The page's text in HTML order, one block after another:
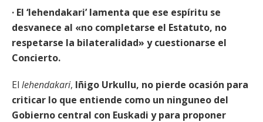
· El ‘lehendakari’ lamenta que ese espíritu se
desvanece al «no completarse el Estatuto, no
respetarse la bilateralidad» y cuestionarse el
Concierto.
El lehendakari, Iñigo Urkullu, no pierde ocasión para
criticar lo que entiende como un ninguneo del
Gobierno central con Euskadi y para proponer